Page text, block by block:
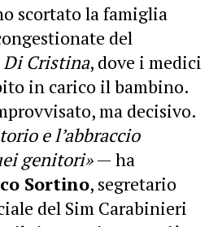
scortato la famiglia
del
Di Cristina, dove i medici
in carico il bambino.
ma decisivo.
e l’abbraccio
genitori»— ha
Sortino, segretario
del Sim Carabinieri